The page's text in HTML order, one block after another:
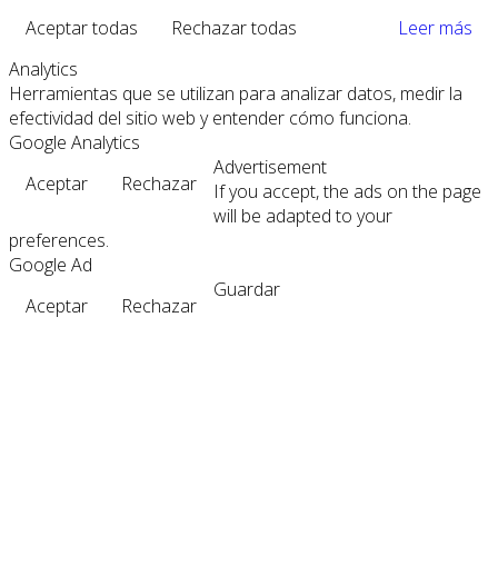
Aceptar todas
Rechazar todas
Leer más
Analytics
Herramientas que se utilizan para analizar datos, medir la
efectividad del sitio web y entender cómo funciona.
Google Analytics
Aceptar
Rechazar
Advertisement
If you accept, the ads on the page
will be adapted to your
preferences.
Google Ad
Aceptar
Rechazar
Guardar